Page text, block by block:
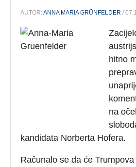
AUTOR:ANNA MARIA GRÜNFELDER /
hitno
na
kandidata Norberta Hofera.
Računalo se da će